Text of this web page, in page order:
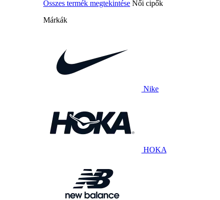
Összes termék megtekintése Női cipők
Márkák
Nike
HOKA